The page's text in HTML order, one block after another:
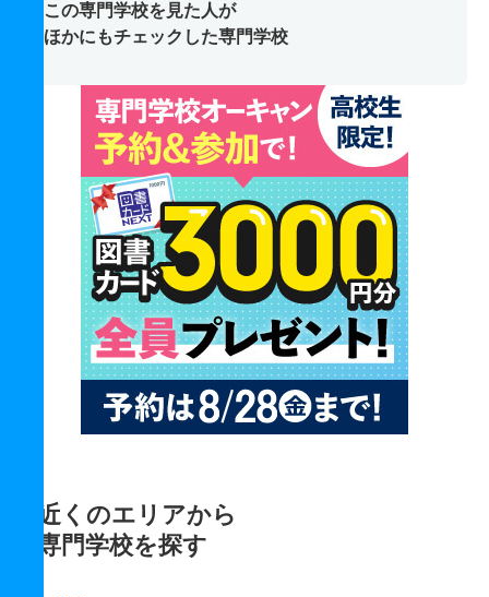
この専門学校を見た人が
ほかにもチェックした専門学校
近くのエリアから
専門学校を探す